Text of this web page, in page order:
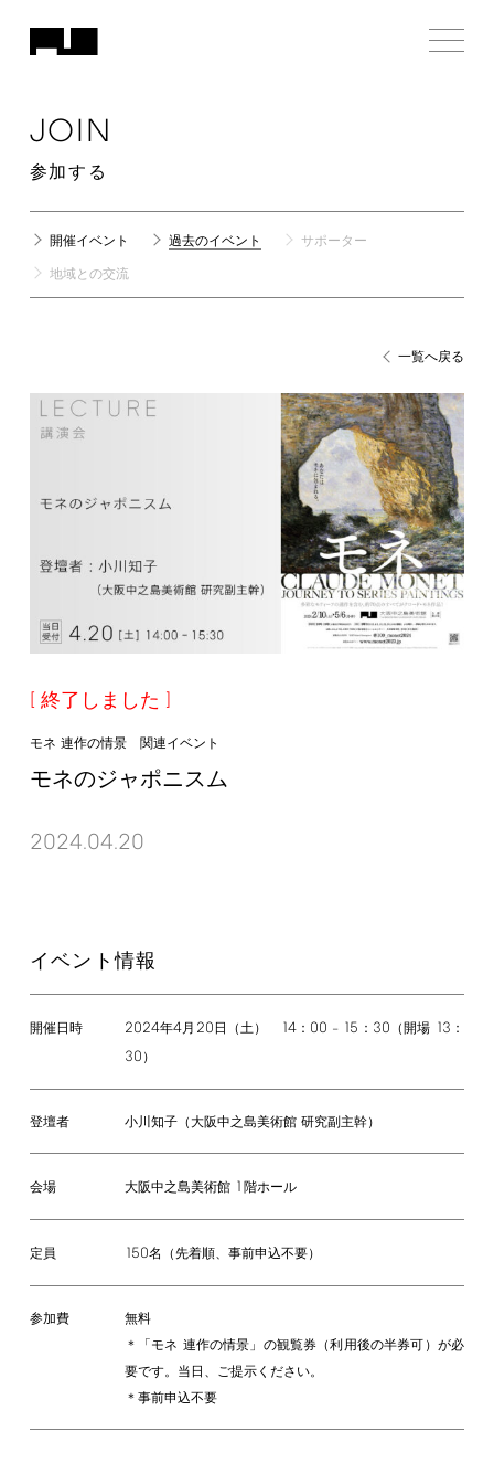
JOIN
参加する
開催イベント 過去のイベント サポーター
地域との交流
一覧へ戻る
終了しました
モネ 連作の情景 関連イベント
モネのジャポニスム
2024.04.20
イベント情報
開催日時 2024年4月 20 日（土） 14： 00 – 15 ： 30 （開場 13 ：
30 ）
登壇者 小川知子（大阪中之島美術館 研究副主幹）
会場 大阪中之島美術館 1 階ホール
定員 150名（先着順、事前申込不要）
参加費
無料
＊「モネ 連作の情景」の観覧券（利用後の半券可）が必
要です。当日、ご提示ください。
＊事前申込不要